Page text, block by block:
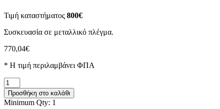
Τιμή καταστήματος 800€
Συσκευασία σε μεταλλικό πλέγμα.
770,04€
* H τιμή περιλαμβάνει ΦΠΑ
Πέτρα
Άρης
ποσότητα
Προσθήκη στο καλάθι
Minimum Qty: 1